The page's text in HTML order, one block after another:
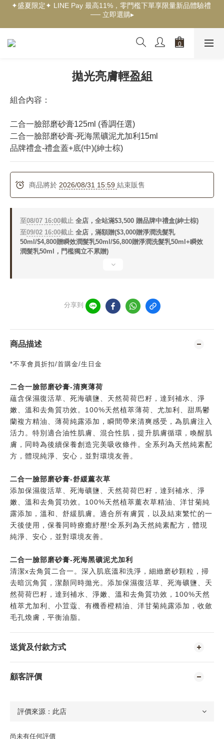
✦新客獨享✦ 首購輸入【welcome】滿$500現折$100 ── 立即選
購▸
── 立即選購▸
拋光亮膚輕盈組
組合內容：
二合一臉部磨砂膏125ml (香調任選)
二合一臉部磨砂膏-死海黑礦泥尤加利15ml
品牌禮盒-禮盒蓋+底(中)(紳士棕)
商品將於 2026/08/31 15:59 結束販售
至08/07 16:00截止 全店，全站滿$3,500 贈品牌中禮盒(紳士棕)
至09/02 16:00截止 全店，滿額贈($3,000贈淨潤洗髮乳
50ml/$4,800贈瞬效潤髮乳50ml/$6,800贈淨潤洗髮乳50ml+瞬效
潤髮乳50ml，門檻獨立不累贈)
分享到
商品描述
*不享會員折扣/首購金/生日金
二合一臉部磨砂膏-清爽薄荷
蘊含保濕復活草、死海礦鹽、天然荷荷巴籽，達到補水、淨
嫩、溫和去角質功效。100%天然植萃薄荷、尤加利、甜馬鬱
蘭複方精油、薄荷純露添加，瞬間帶來清爽感受，為肌膚注入
活力。特別適合油性肌膚、混合性肌，提升肌膚循環，喚醒肌
膚，同時為後續保養創造完美吸收條件。全系列為天然純素配
方，體現純淨、安心，並對環境友善。
二合一臉部磨砂膏-舒緩薰衣草
添加保濕復活草、死海礦鹽、天然荷荷巴籽，達到補水、淨
嫩、溫和去角質功效。100%天然植萃薰衣草精油、洋甘菊純
露添加，溫和、舒緩肌膚。適合所有膚質，以及結束繁忙的一
天後使用，保養同時療癒紓壓!全系列為天然純素配方，體現
純淨、安心，並對環境友善。
二合一臉部磨砂膏-死海黑礦泥尤加利
清潔x去角質二合一。深入肌底溫和洗淨，細緻磨砂顆粒，掃
去暗沉角質，潔顏同時拋光。添加保濕復活草、死海礦鹽、天
然荷荷巴籽，達到補水、淨嫩、溫和去角質功效，100%天然
植萃尤加利、小荳蔻、有機香橙精油、洋甘菊純露添加，收斂
毛孔煥膚，平衡油脂。
送貨及付款方式
顧客評價
尚未有任何評價